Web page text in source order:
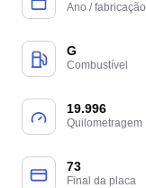
Ano / fabricação
G
Combustível
19.996
Quilometragem
73
Final da placa